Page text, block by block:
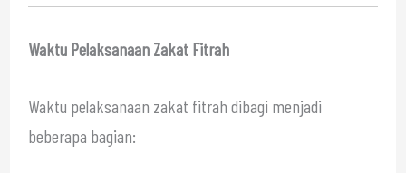
Waktu Pelaksanaan Zakat Fitrah
Waktu pelaksanaan zakat fitrah dibagi menjadi
beberapa bagian: